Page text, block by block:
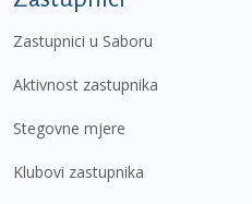
Zastupnici u Saboru
Aktivnost zastupnika
Stegovne mjere
Klubovi zastupnika